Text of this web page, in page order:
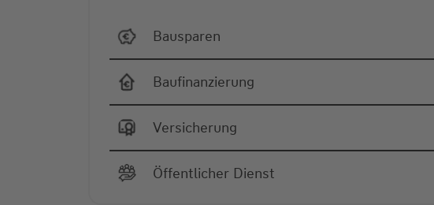
Bausparen
Baufinanzierung
Versicherung
Öffentlicher Dienst